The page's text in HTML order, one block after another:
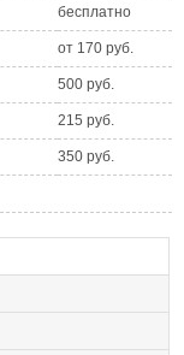
бесплатно
от 170 руб.
500 руб.
215 руб.
350 руб.